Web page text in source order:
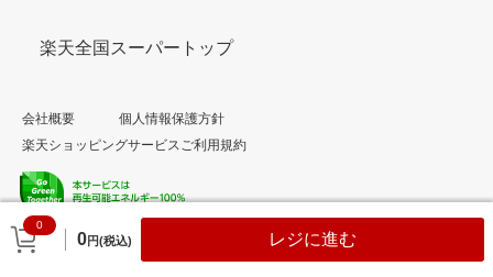
0
0円(税込) レジに進む
楽天全国スーパートップ
会社概要
個人情報保護方針
楽天ショッピングサービスご利用規約
© Rakuten Group, Inc.